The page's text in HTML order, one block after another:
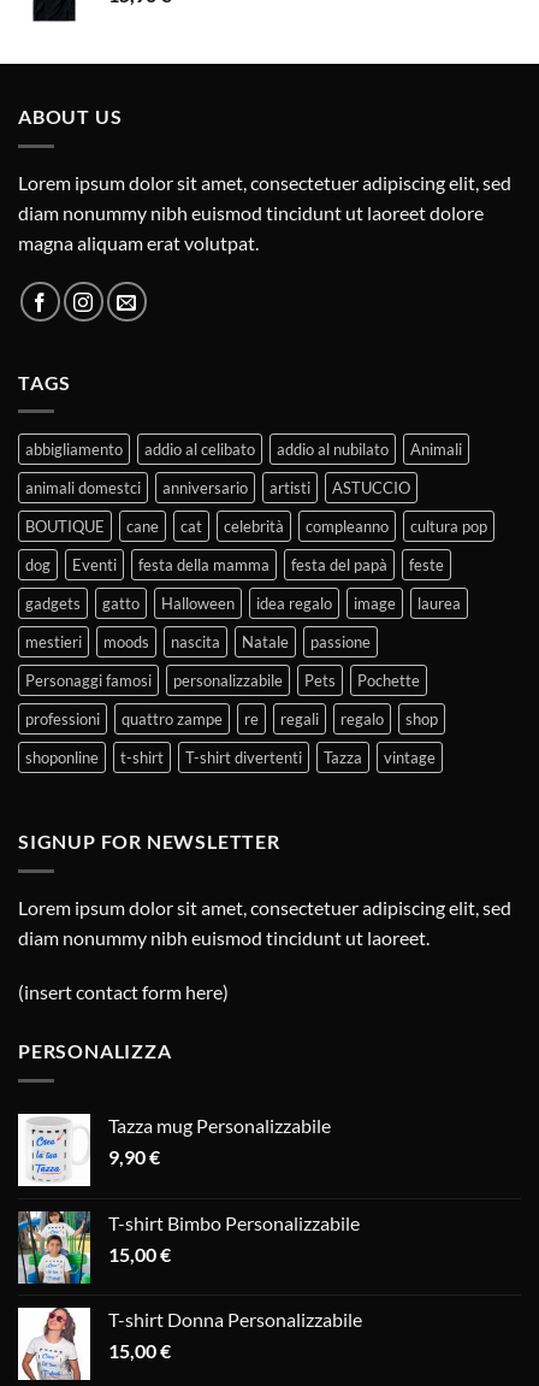
ABOUT US
Lorem ipsum dolor sit amet, consectetuer adipiscing elit, sed
diam nonummy nibh euismod tincidunt ut laoreet dolore
magna aliquam erat volutpat.
TAGS
abbigliamento addio al celibato addio al nubilato
Animali
animali domestci
anniversario artisti
ASTUCCIO
BOUTIQUE
cane cat celebrità compleanno
cultura pop
dog
Eventi festa della mamma festa del papà
feste
gadgets
gatto Halloween idea regalo image
laurea
mestieri
moods nascita Natale
passione
Personaggi famosi
personalizzabile Pets
Pochette
professioni
quattro zampe re regali regalo
shop
shoponline
t-shirt T-shirt divertenti Tazza vintage
SIGNUP FOR NEWSLETTER
Lorem ipsum dolor sit amet, consectetuer adipiscing elit, sed
diam nonummy nibh euismod tincidunt ut laoreet.
(insert contact form here)
PERSONALIZZA
Tazza mug Personalizzabile
9,90€
T-shirt Bimbo Personalizzabile
15,00€
T-shirt Donna Personalizzabile
15,00€